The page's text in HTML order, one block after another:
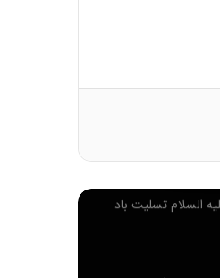
کشاورزی ایران
انقلاب
السلام تسلیت باد